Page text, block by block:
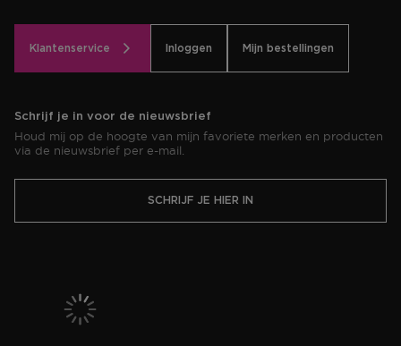
Klantenservice Inloggen Mijn bestellingen
Schrijf je in voor de nieuwsbrief
Houd mij op de hoogte van mijn favoriete merken en producten
via de nieuwsbrief per e-mail.
SCHRIJF JE HIER IN